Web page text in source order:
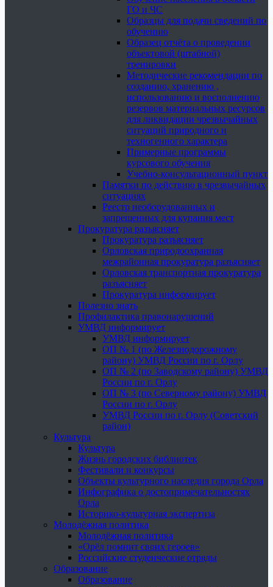
ГО и ЧС
Образцы для подачи сведений по
обучению
Образец отчёта о проведении
объектовой (штабной)
тренировки
Методические рекомендации по
созданию, хранению ,
использованию и восполнению
резервов материальных ресурсов
для ликвидации чрезвычайных
ситуаций природного и
техногенного характера
Примерные программы
курсового обучения
Учебно-консультационный пункт
Памятки по действию в чрезвычайных
ситуациях
Реестр необорудованных и
запрещенных для купания мест
Прокуратура разъясняет
Прокуратура разъясняет
Орловская природоохранная
межрайонная прокуратура разъясняет
Орловская транспортная прокуратура
разъясняет
Прокуратура информирует
Полезно знать
Профилактика правонарушений
УМВД информирует
УМВД информирует
ОП № 1 (по Железнодорожному
району) УМВД России по г. Орлу
ОП № 2 (по Заводскому району) УМВД
России по г. Орлу
ОП № 3 (по Северному району) УМВД
России по г. Орлу
УМВД России по г. Орлу (Советский
район)
Культура
Культура
Жизнь городских библиотек
Фестивали и конкурсы
Объекты культурного наследия города Орла
Инфографика о достопримечательностях
Орла
Историко-культурная экспертиза
Молодёжная политика
Молодёжная политика
«Орёл помнит своих героев»
Российские студенческие отряды
Образование
Образование